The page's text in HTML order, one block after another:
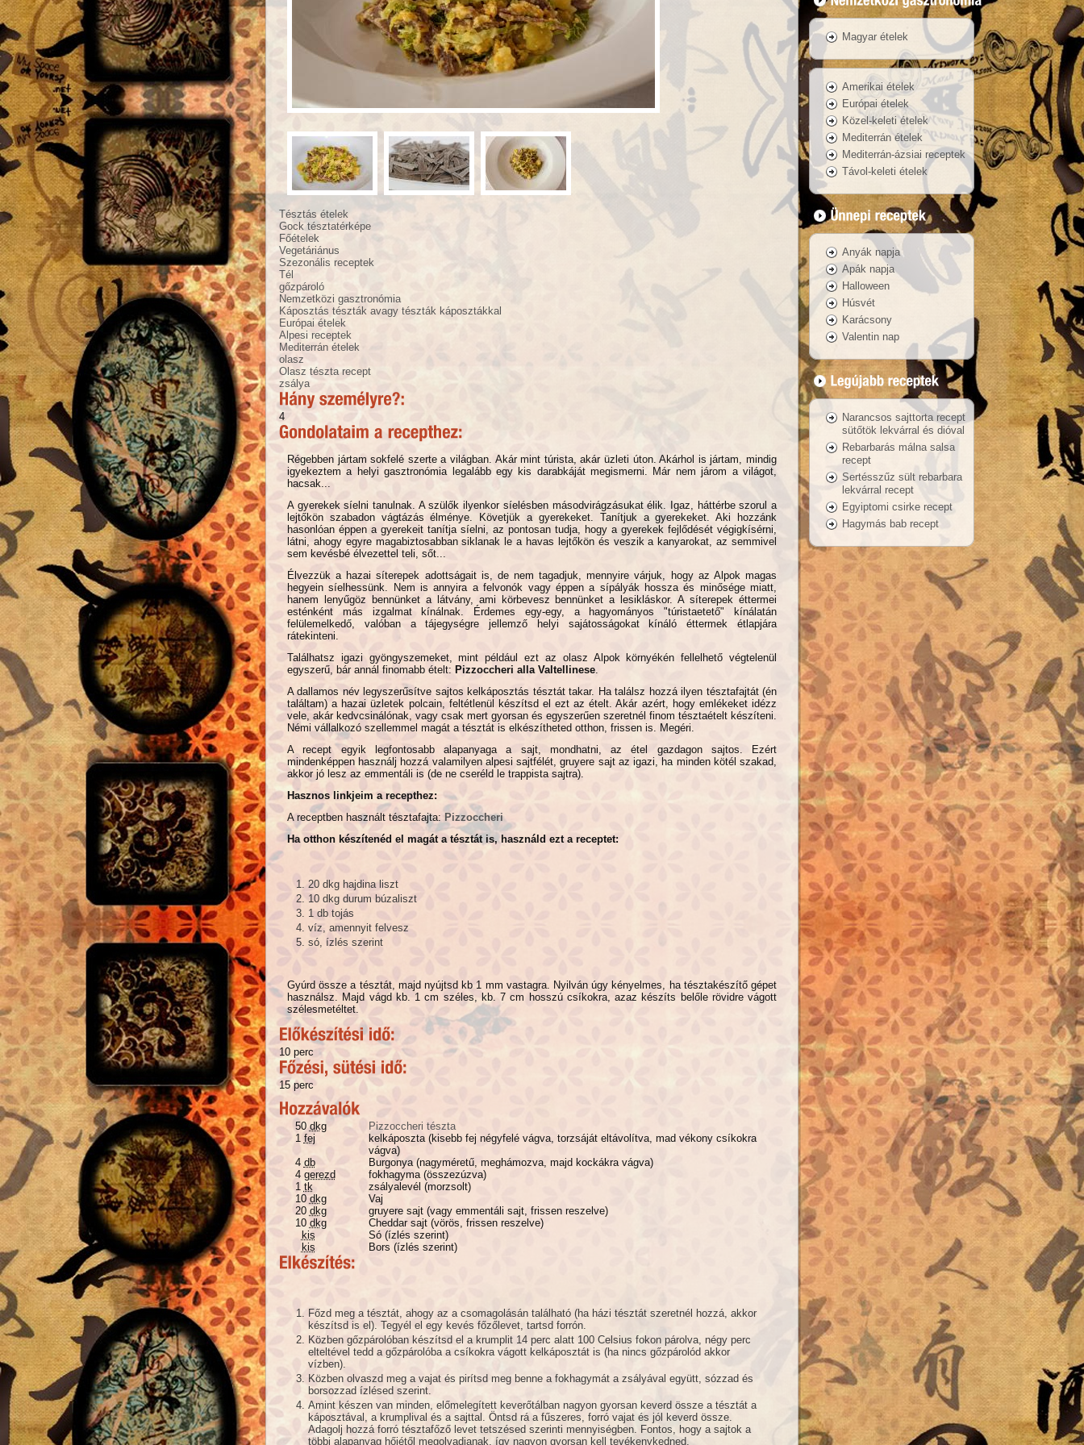
Tésztás ételek
Gock tésztatérképe
Főételek
Vegetáriánus
Szezonális receptek
Tél
gőzpároló
Nemzetközi gasztronómia
Káposztás tészták avagy tészták káposztákkal
Európai ételek
Alpesi receptek
Mediterrán ételek
olasz
Olasz tészta recept
zsálya
4
Régebben jártam sokfelé szerte a világban. Akár mint túrista, akár üzleti úton. Akárhol is jártam, mindig
igyekeztem a helyi gasztronómia legalább egy kis darabkáját megismerni. Már nem járom a világot,
hacsak...
A gyerekek síelni tanulnak. A szülők ilyenkor síelésben másodvirágzásukat élik. Igaz, háttérbe szorul a
lejtőkön szabadon vágtázás élménye. Követjük a gyerekeket. Tanítjuk a gyerekeket. Aki hozzánk
hasonlóan éppen a gyerekeit tanítja síelni, az pontosan tudja, hogy a gyerekek fejlődését végigkísérni,
látni, ahogy egyre magabiztosabban siklanak le a havas lejtőkön és veszik a kanyarokat, az semmivel
sem kevésbé élvezettel teli, sőt...
Élvezzük a hazai síterepek adottságait is, de nem tagadjuk, mennyire várjuk, hogy az Alpok magas
hegyein síelhessünk. Nem is annyira a felvonók vagy éppen a sípályák hossza és minősége miatt,
hanem lenyűgöz bennünket a látvány, ami körbevesz bennünket a lesikláskor. A síterepek éttermei
esténként más izgalmat kínálnak. Érdemes egy-egy, a hagyományos "túristaetető" kínálatán
felülemelkedő, valóban a tájegységre jellemző helyi sajátosságokat kínáló éttermek étlapjára
rátekinteni.
Találhatsz igazi gyöngyszemeket, mint például ezt az olasz Alpok környékén fellelhető végtelenül
egyszerű, bár annál finomabb ételt: Pizzoccheri alla Valtellinese.
A dallamos név legyszerűsítve sajtos kelkáposztás tésztát takar. Ha találsz hozzá ilyen tésztafajtát (én
találtam) a hazai üzletek polcain, feltétlenül készítsd el ezt az ételt. Akár azért, hogy emlékeket idézz
vele, akár kedvcsinálónak, vagy csak mert gyorsan és egyszerűen szeretnél finom tésztaételt készíteni.
Némi vállalkozó szellemmel magát a tésztát is elkészítheted otthon, frissen is. Megéri.
A recept egyik legfontosabb alapanyaga a sajt, mondhatni, az étel gazdagon sajtos. Ezért
mindenképpen használj hozzá valamilyen alpesi sajtfélét, gruyere sajt az igazi, ha minden kötél szakad,
akkor jó lesz az emmentáli is (de ne cseréld le trappista sajtra).
Hasznos linkjeim a recepthez:
A receptben használt tésztafajta: Pizzoccheri
Ha otthon készítenéd el magát a tésztát is, használd ezt a receptet:
20 dkg hajdina liszt
10 dkg durum búzaliszt
1 db tojás
víz, amennyit felvesz
só, ízlés szerint
Gyúrd össze a tésztát, majd nyújtsd kb 1 mm vastagra. Nyilván úgy kényelmes, ha tésztakészítő gépet
használsz. Majd vágd kb. 1 cm széles, kb. 7 cm hosszú csíkokra, azaz készíts belőle rövidre vágott
szélesmetéltet.
10 perc
15 perc
50 dkg
Pizzoccheri tészta
1 fej
kelkáposzta (kisebb fej négyfelé vágva, torzsáját eltávolítva, mad vékony csíkokra
vágva)
4 db
Burgonya (nagyméretű, meghámozva, majd kockákra vágva)
4 gerezd
fokhagyma (összezúzva)
1 tk
zsályalevél (morzsolt)
10 dkg
Vaj
20 dkg
gruyere sajt (vagy emmentáli sajt, frissen reszelve)
10 dkg
Cheddar sajt (vörös, frissen reszelve)
kis
Só (ízlés szerint)
kis
Bors (ízlés szerint)
Főzd meg a tésztát, ahogy az a csomagolásán található (ha házi tésztát szeretnél hozzá, akkor
készítsd is el). Tegyél el egy kevés főzőlevet, tartsd forrón.
Közben gőzpárolóban készítsd el a krumplit 14 perc alatt 100 Celsius fokon párolva, négy perc
elteltével tedd a gőzpárolóba a csíkokra vágott kelkáposztát is (ha nincs gőzpárolód akkor
vízben).
Közben olvaszd meg a vajat és pirítsd meg benne a fokhagymát a zsályával együtt, sózzad és
borsozzad ízlésed szerint.
Amint készen van minden, előmelegített keverőtálban nagyon gyorsan keverd össze a tésztát a
káposztával, a krumplival és a sajttal. Öntsd rá a fűszeres, forró vajat és jól keverd össze.
Adagolj hozzá forró tésztafőző levet tetszésed szerinti mennyiségben. Fontos, hogy a sajtok a
többi alapanyag hőjétől megolvadjanak, így nagyon gyorsan kell tevékenykedned.
Magyar ételek
Amerikai ételek
Európai ételek
Közel-keleti ételek
Mediterrán ételek
Mediterrán-ázsiai receptek
Távol-keleti ételek
Anyák napja
Apák napja
Halloween
Húsvét
Karácsony
Valentin nap
Narancsos sajttorta recept
sütőtök lekvárral és dióval
Rebarbarás málna salsa
recept
Sertésszűz sült rebarbara
lekvárral recept
Egyiptomi csirke recept
Hagymás bab recept